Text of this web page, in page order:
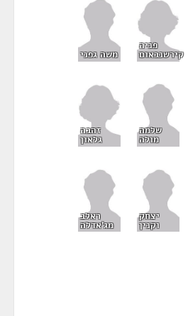
פניה
קירשנבאום משה גפני
שלמה
מולה
זהבה
גלאון
יצחק
וקנין
ראלב
מג'אדלה